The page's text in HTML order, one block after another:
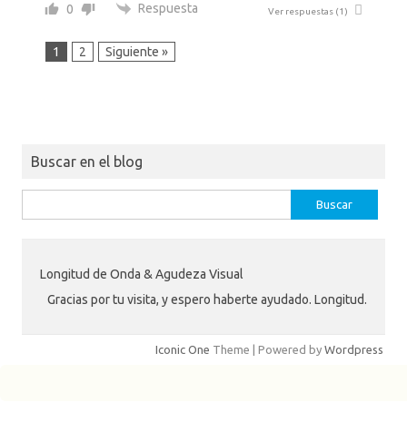
0 Respuesta Ver respuestas (1)
1 2 Siguiente »
Buscar en el blog
Longitud de Onda & Agudeza Visual
Gracias por tu visita, y espero haberte ayudado. Longitud.
Iconic One Theme | Powered by Wordpress